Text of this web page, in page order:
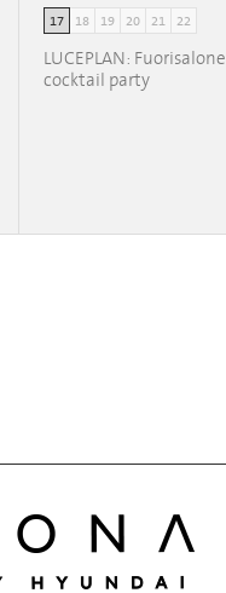
17 18 19 20 21 22
LUCEPLAN: Fuorisalone |
cocktail party